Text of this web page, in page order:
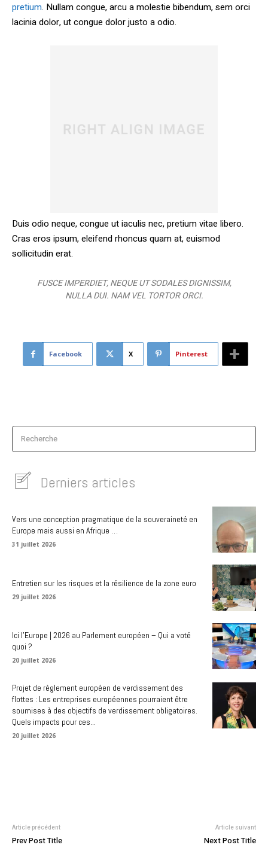
pretium. Nullam congue, arcu a molestie bibendum, sem orci
lacinia dolor, ut congue dolor justo a odio.
Duis odio neque, congue ut iaculis nec, pretium vitae libero.
Cras eros ipsum, eleifend rhoncus quam at, euismod
sollicitudin erat.
FUSCE IMPERDIET, NEQUE UT SODALES DIGNISSIM,
NULLA DUI. NAM VEL TORTOR ORCI.
Facebook X Pinterest
Recherche
Derniers articles
Vers une conception pragmatique de la souveraineté en
Europe mais aussi en Afrique …
31 juillet 2026
Entretien sur les risques et la résilience de la zone euro
29 juillet 2026
Ici l’Europe | 2026 au Parlement européen – Qui a voté
quoi ?
20 juillet 2026
Projet de règlement européen de verdissement des
flottes : Les entreprises européennes pourraient être
soumises à des objectifs de verdissement obligatoires.
Quels impacts pour ces...
20 juillet 2026
Article précédent
Prev Post Title
Article suivant
Next Post Title